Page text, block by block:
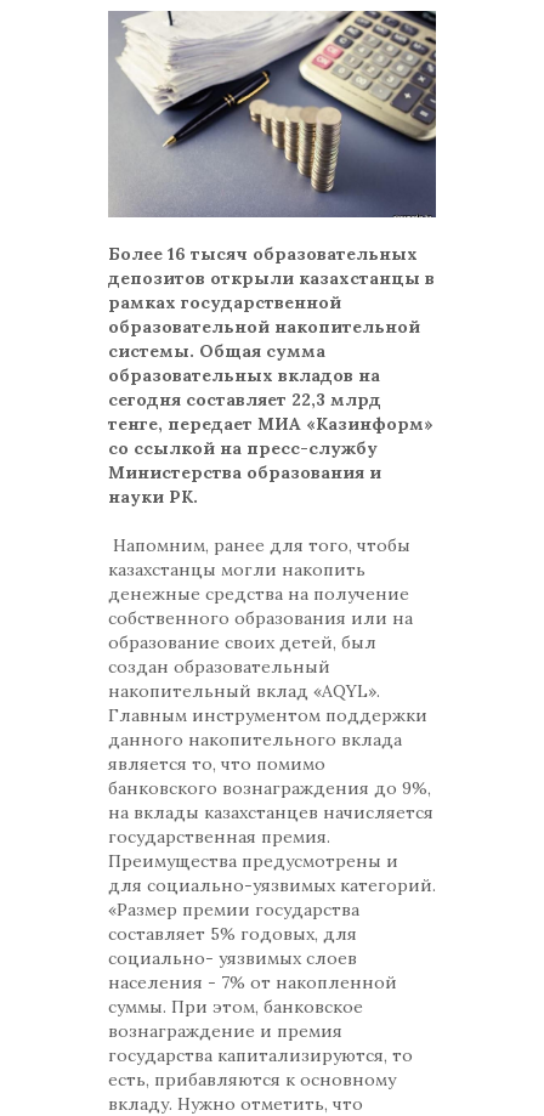
Более 16 тысяч образовательных
депозитов открыли казахстанцы в
рамках государственной
образовательной накопительной
системы. Общая сумма
образовательных вкладов на
сегодня составляет 22,3 млрд
тенге, передает МИА «Казинформ»
со ссылкой на пресс-службу
Министерства образования и
науки РК.
Напомним, ранее для того, чтобы
казахстанцы могли накопить
денежные средства на получение
собственного образования или на
образование своих детей, был
создан образовательный
накопительный вклад «AQYL».
Главным инструментом поддержки
данного накопительного вклада
является то, что помимо
банковского вознаграждения до 9%,
на вклады казахстанцев начисляется
государственная премия.
Преимущества предусмотрены и
для социально-уязвимых категорий.
«Размер премии государства
составляет 5% годовых, для
социально- уязвимых слоев
населения - 7% от накопленной
суммы. При этом, банковское
вознаграждение и премия
государства капитализируются, то
есть, прибавляются к основному
вкладу. Нужно отметить, что